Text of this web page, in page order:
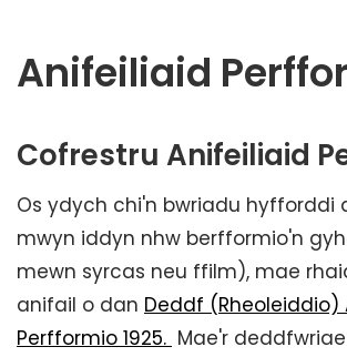
Anifeiliaid
Cofrestru Anifeiliaid
Os ydych chi'n bwriadu hyfforddi
mwyn iddyn nhw berfformio'n
mewn syrcas neu ffilm), mae
anifail o dan Deddf (Rheoleiddio)
Perfformio 1925. Mae'r